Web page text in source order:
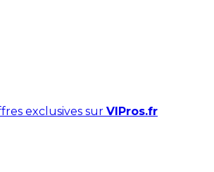
exclusives sur VIPros.fr